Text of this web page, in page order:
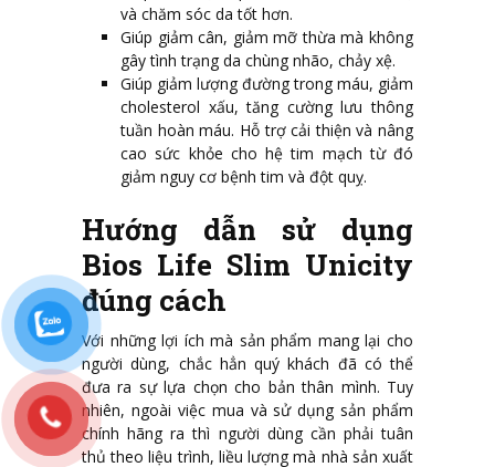
và chăm sóc da tốt hơn.
Giúp giảm cân, giảm mỡ thừa mà không
gây tình trạng da chùng nhão, chảy xệ.
Giúp giảm lượng đường trong máu, giảm
cholesterol xấu, tăng cường lưu thông
tuần hoàn máu. Hỗ trợ cải thiện và nâng
cao sức khỏe cho hệ tim mạch từ đó
giảm nguy cơ bệnh tim và đột quỵ.
Hướng dẫn sử dụng
Bios Life Slim Unicity
đúng cách
Với những lợi ích mà sản phẩm mang lại cho
người dùng, chắc hẳn quý khách đã có thể
đưa ra sự lựa chọn cho bản thân mình. Tuy
nhiên, ngoài việc mua và sử dụng sản phẩm
chính hãng ra thì người dùng cần phải tuân
thủ theo liệu trình, liều lượng mà nhà sản xuất